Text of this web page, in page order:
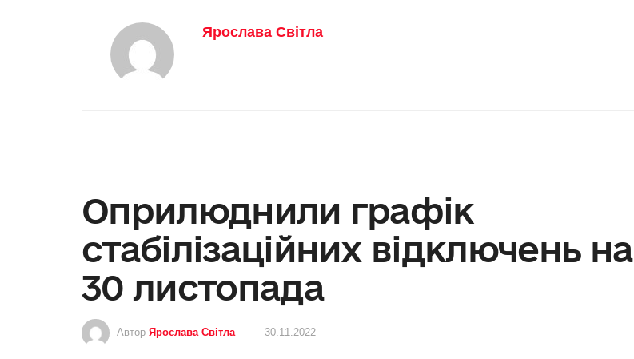
Ярослава Світла
Оприлюднили графік
стабілізаційних відключень на
30 листопада
Автор Ярослава Світла 30.11.2022